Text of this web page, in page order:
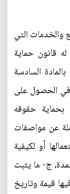
التي
قانون حماية
المستهلك العراقي رقم (1) لسنة 2010 بالمادة السادسة
الحصول على
بحماية حقوقه
عن مواصفات
أو لكيفية
ج- ما يثبت
قيمة وتاريخ